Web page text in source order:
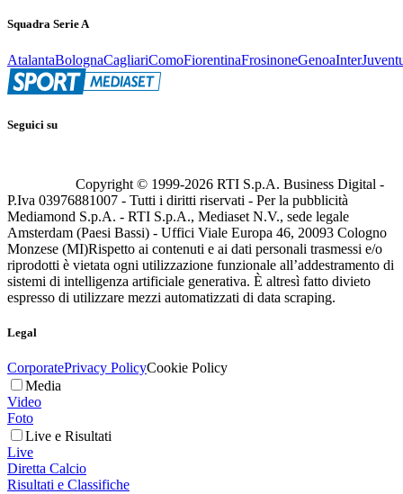
Squadra Serie A
AtalantaBolognaCagliariComoFiorentinaFrosinoneGenoaInter
Seguici su
Copyright © 1999-2026 RTI S.p.A. Business Digital -
P.Iva 03976881007 - Tutti i diritti riservati - Per la pubblicità
Mediamond S.p.A. - RTI S.p.A., Mediaset N.V., sede legale
Amsterdam (Paesi Bassi) - Uffici Viale Europa 46, 20093 Cologno
Monzese (MI)Rispetto ai contenuti e ai dati personali trasmessi e/o
riprodotti è vietata ogni utilizzazione funzionale all’addestramento di
sistemi di intelligenza artificiale generativa. È altresì fatto divieto
espresso di utilizzare mezzi automatizzati di data scraping.
Legal
CorporatePrivacy PolicyCookie Policy
Media
Video
Foto
Live e Risultati
Live
Diretta Calcio
Risultati e Classifiche